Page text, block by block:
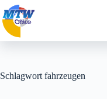
Zum
Inhalt
springen
Schlagwort fahrzeugen